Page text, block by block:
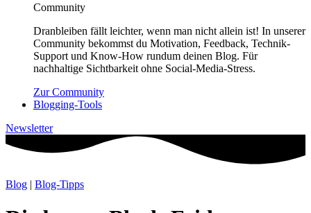
Community
Dranbleiben fällt leichter, wenn man nicht allein ist! In unserer
Community bekommst du Motivation, Feedback, Technik-
Support und Know-How rundum deinen Blog. Für
nachhaltige Sichtbarkeit ohne Social-Media-Stress.
Zur Community
Blogging-Tools
Newsletter
Blog | Blog-Tipps